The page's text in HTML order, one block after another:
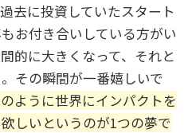
去に投資していたスタート
お付き合いしている方がい
的に大きくなって、それと
その瞬間が一番嬉しいで
ように世界にインパクトを
しいというのが1つの夢で